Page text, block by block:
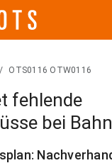
/ OTS0116 OTW0116
fehlende
bei